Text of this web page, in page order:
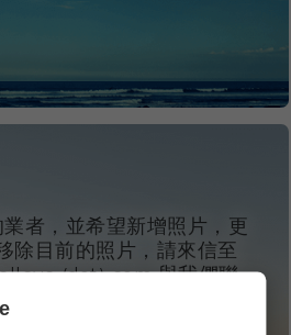
者，並希望新增照片，更
除目前的照片，請來信至
(dot) com 與我們聯